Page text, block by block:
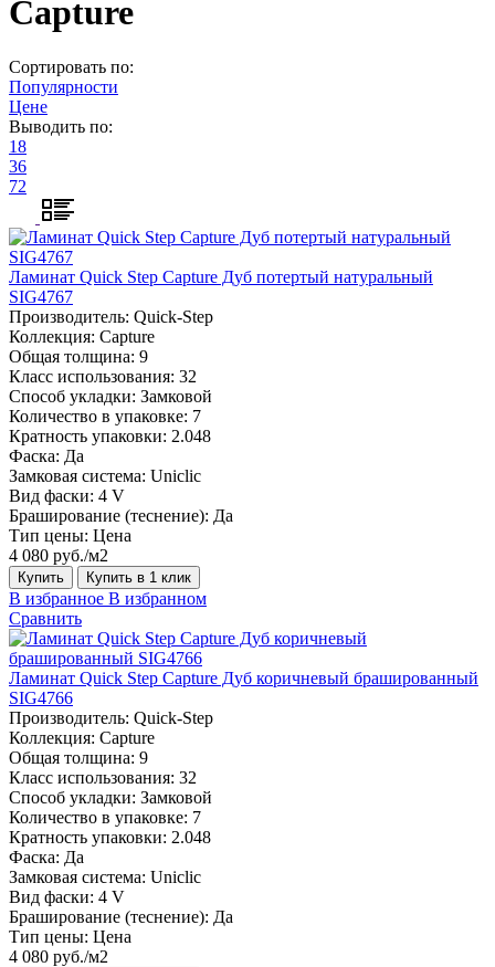
Capture
Сортировать по:
Популярности
Цене
Выводить по:
18
36
72
Ламинат Quick Step Capture Дуб потертый натуральный
SIG4767
Производитель: Quick-Step
Коллекция: Capture
Общая толщина: 9
Класс использования: 32
Способ укладки: Замковой
Количество в упаковке: 7
Кратность упаковки: 2.048
Фаска: Да
Замковая система: Uniclic
Вид фаски: 4 V
Браширование (теснение): Да
Тип цены: Цена
4 080 руб./м2
Купить Купить в 1 клик
В избранное В избранном
Сравнить
Ламинат Quick Step Capture Дуб коричневый брашированный
SIG4766
Производитель: Quick-Step
Коллекция: Capture
Общая толщина: 9
Класс использования: 32
Способ укладки: Замковой
Количество в упаковке: 7
Кратность упаковки: 2.048
Фаска: Да
Замковая система: Uniclic
Вид фаски: 4 V
Браширование (теснение): Да
Тип цены: Цена
4 080 руб./м2